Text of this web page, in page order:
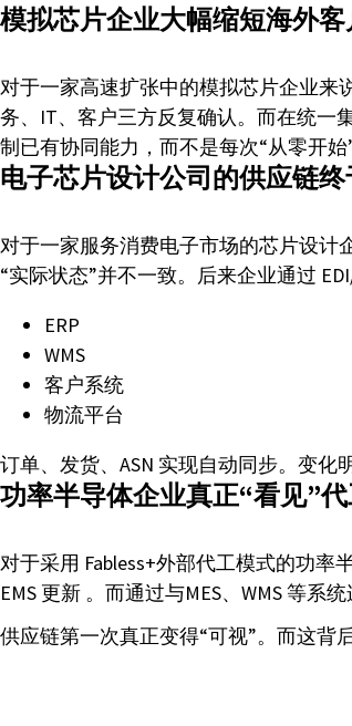
模拟芯片企业大幅缩短海外
对于一家高速扩张中的模拟芯片企业来
务、IT、客户三方反复确认。而在统一
制已有协同能力，而不是每次“从零开始”
电子芯片设计公司的供应链
对于一家服务消费电子市场的芯片设计
“实际状态”并不一致。后来企业通过
ERP
WMS
客户系统
物流平台
订单、发货、ASN 实现自动同步。变化
功率半导体企业真正“看见”
对于采用 Fabless+外部代工模式的功
EMS 更新 。而通过与MES、WMS 等
供应链第一次真正变得“可视”。而这背